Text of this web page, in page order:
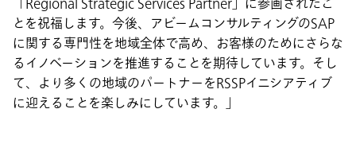
「Regional Strategic Services Partner」に参画されたこ
とを祝福します。今後、アビームコンサルティングのSAP
に関する専門性を地域全体で高め、お客様のためにさらな
るイノベーションを推進することを期待しています。そし
て、より多くの地域のパートナーをRSSPイニシアティブ
に迎えることを楽しみにしています。」